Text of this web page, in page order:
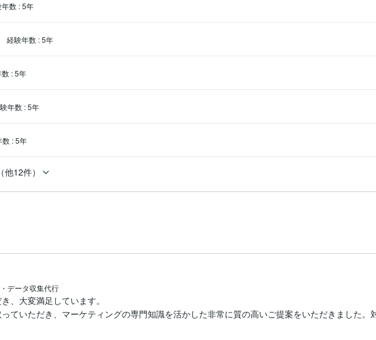
年数 :5年
経験年数 :5年
数 :5年
年数 :5年
数 :5年
12件）
データ収集代行
、大変満足しています。
ていただき、マーケティングの専門知識を活かした非常に質の高いご提案をいただきました。